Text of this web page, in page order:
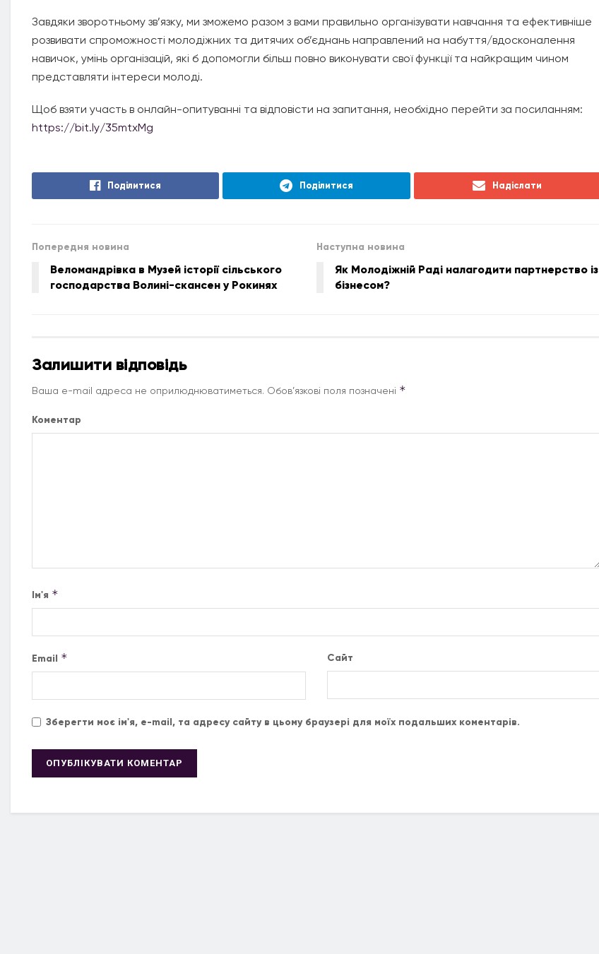
Завдяки зворотньому зв’язку, ми зможемо разом з вами правильно органiзувати навчання та ефективніше
розвивати спроможності молодіжних та дитячих об’єднань направлений на набуття/вдосконалення
навичок, умінь організацій, які б допомогли більш повно виконувати свої функції та найкращим чином
представляти інтереси молоді.
Щоб взяти участь в онлайн-опитуванні та відповісти на запитання, необхідно перейти за посиланням:
https://bit.ly/35mtxMg
Поділитися Поділитися Надіслати
Попередня новина
Веломандрівка в Музей історії сільського
господарства Волині-скансен у Рокинях
Наступна новина
Як Молодіжній Раді налагодити партнерство із
бізнесом?
Залишити відповідь
Ваша e-mail адреса не оприлюднюватиметься. Обов’язкові поля позначені *
Коментар
Ім'я *
Email * Сайт
Зберегти моє ім'я, e-mail, та адресу сайту в цьому браузері для моїх подальших коментарів.